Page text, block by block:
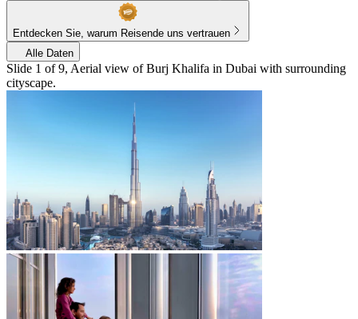
Entdecken Sie, warum Reisende uns vertrauen
Alle Daten
Slide 1 of 9, Aerial view of Burj Khalifa in Dubai with surrounding
cityscape.